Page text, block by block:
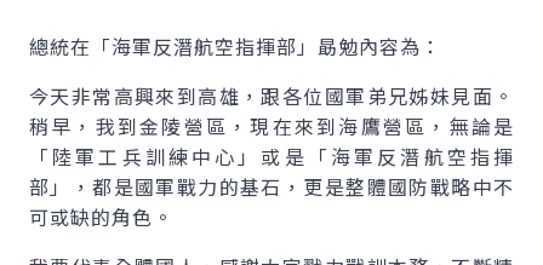
總統在「海軍反潛航空指揮部」勗勉內容為：
今天非常高興來到高雄，跟各位國軍弟兄姊妹見面。
稍早，我到金陵營區，現在來到海鷹營區，無論是
「陸軍工兵訓練中心」或是「海軍反潛航空指揮
部」，都是國軍戰力的基石，更是整體國防戰略中不
可或缺的角色。